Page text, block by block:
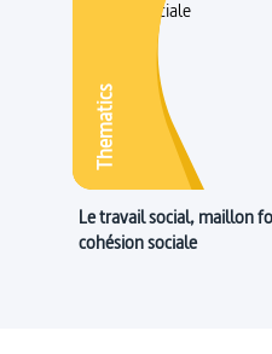
Thematics
Le travail social, maillon
cohésion sociale